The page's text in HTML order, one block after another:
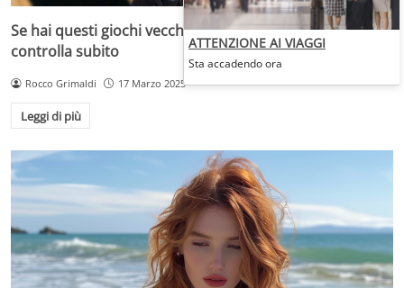
Se hai questi giochi vecchi in casa sei ricco e non lo sai:
controlla subito
Rocco Grimaldi 17 Marzo 2025
Leggi di più
ATTENZIONE AI VIAGGI
Sta accadendo ora